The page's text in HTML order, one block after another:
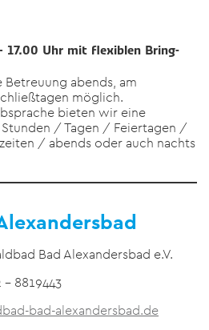
17.00 Uhr mit flexiblen Bring-
Betreuung abends, am
möglich.
bieten wir eine
Stunden / Tagen / Feiertagen /
/ abends oder auch nachts
Bad Alexandersbad e.V.
8819443
bad-alexandersbad.de